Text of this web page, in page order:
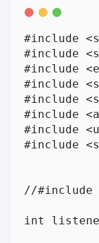
#include
#include
#include
#include
#include
#include
#include
#include
//#include
int